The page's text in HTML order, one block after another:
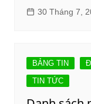
30 Tháng 7,
BẢNG TIN
TIN TỨC